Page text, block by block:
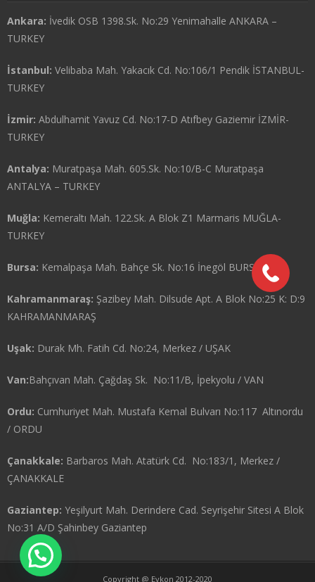
Ankara: İvedik OSB 1398.Sk. No:29 Yenimahalle ANKARA –
TURKEY
İstanbul: Velibaba Mah. Yakacık Cd. No:106/1 Pendik İSTANBUL-
TURKEY
İzmir: Abdulhamit Yavuz Cd. No:17-D Atıfbey Gaziemir İZMİR-
TURKEY
Antalya: Muratpaşa Mah. 605.Sk. No:10/B-C Muratpaşa
ANTALYA – TURKEY
Muğla: Kemeraltı Mah. 122.Sk. A Blok Z1 Marmaris MUĞLA-
TURKEY
Bursa: Kemalpaşa Mah. Bahçe Sk. No:16 İnegöl BURSA
Kahramanmaraş: Şazibey Mah. Dilsude Apt. A Blok No:25 K: D:9
KAHRAMANMARAŞ
Uşak: Durak Mh. Fatih Cd. No:24, Merkez / UŞAK
Van:Bahçıvan Mah. Çağdaş Sk. No:11/B, İpekyolu / VAN
Ordu: Cumhuriyet Mah. Mustafa Kemal Bulvarı No:117 Altınordu
/ ORDU
Çanakkale: Barbaros Mah. Atatürk Cd. No:183/1, Merkez /
ÇANAKKALE
Gaziantep: Yeşilyurt Mah. Derindere Cad. Seyrişehir Sitesi A Blok
No:31 A/D Şahinbey Gaziantep
Copyright @ Evkon 2012-2020